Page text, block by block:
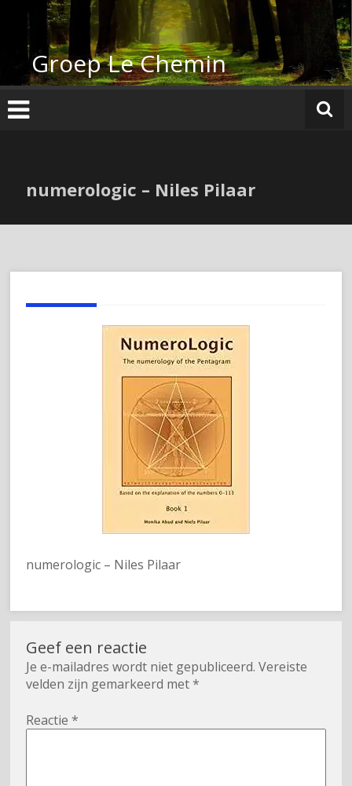
inhoudGroep Le Chemin
numerologic – Niles Pilaar
numerologic – Niles Pilaar
Geef een reactie
Je e-mailadres wordt niet gepubliceerd. Vereiste
velden zijn gemarkeerd met*
Reactie*